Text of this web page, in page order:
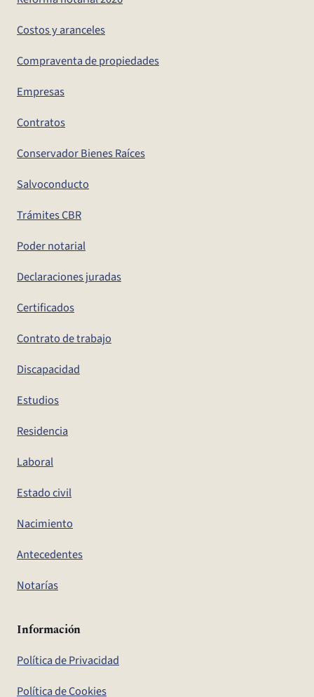
Costos y aranceles
Compraventa de propiedades
Empresas
Contratos
Conservador Bienes Raíces
Salvoconducto
Trámites CBR
Poder notarial
Declaraciones juradas
Certificados
Contrato de trabajo
Discapacidad
Estudios
Residencia
Laboral
Estado civil
Nacimiento
Antecedentes
Notarías
Información
Política de Privacidad
Política de Cookies